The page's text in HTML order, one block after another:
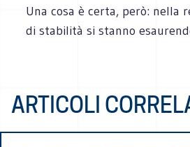
Una cosa è certa, però: nella
di stabilità si stanno
ARTICOLI